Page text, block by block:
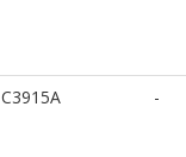
C3915A -